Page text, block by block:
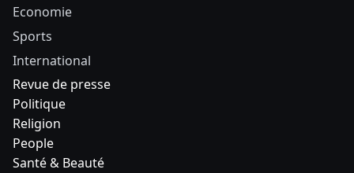
Economie
Sports
International
Revue de presse
Politique
Religion
People
Santé & Beauté